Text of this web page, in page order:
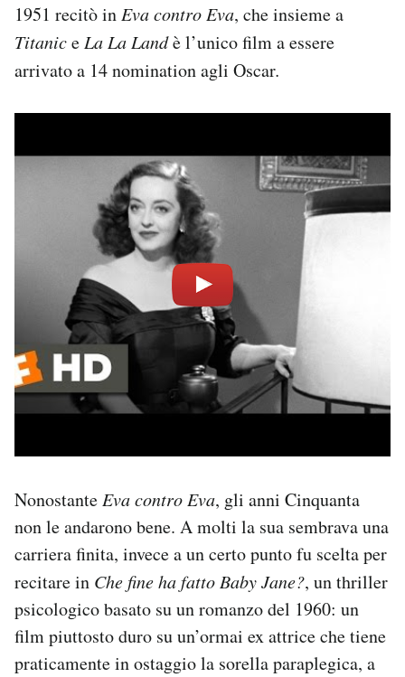
1951 recitò inEva contro Eva, che insieme a
TitaniceLa La Landè l’unico film a essere
arrivato a 14 nomination agli Oscar.
NonostanteEva contro Eva, gli anni Cinquanta
non le andarono bene. A molti la sua sembrava una
carriera finita, invece a un certo punto fu scelta per
recitare in Che fine ha fatto Baby Jane?, un thriller
psicologico basato su un romanzo del 1960: un
film piuttosto duro su un’ormai ex attrice che tiene
praticamente in ostaggio la sorella paraplegica, a